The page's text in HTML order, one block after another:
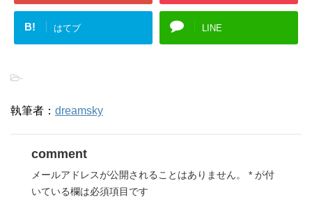
B! はてブ LINE
-
執筆者： dreamsky
comment
メールアドレスが公開されることはありません。 * が付
いている欄は必須項目です